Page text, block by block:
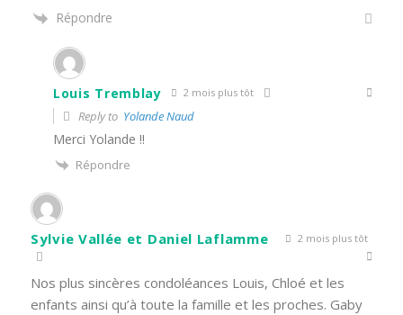
Répondre
Louis Tremblay 2 mois plus tôt
Reply to Yolande Naud
Merci Yolande !!
Répondre
Sylvie Vallée et Daniel Laflamme 2 mois plus tôt
Nos plus sincères condoléances Louis, Chloé et les
enfants ainsi qu’à toute la famille et les proches. Gaby